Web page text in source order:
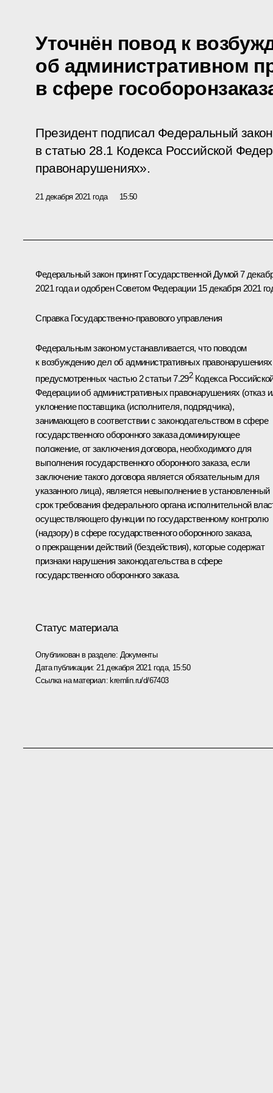
Уточнён повод к
об административном
в сфере
Президент подписал Федеральный
в статью 28.1 Кодекса Российской
правонарушениях».
21 декабря 2021 года 15:50
Федеральный закон принят Государственной Думой 7
2021 года и одобрен Советом Федерации 15 декабря 2021
Справка Государственно-правового управления
Федеральным законом устанавливается, что поводом
к возбуждению дел об административных
предусмотренных частью 2 статьи 7.292Кодекса
Федерации об административных правонарушениях (отказ
уклонение поставщика (исполнителя, подрядчика),
занимающего в соответствии с законодательством в сфере
государственного оборонного заказа доминирующее
положение, от заключения договора, необходимого для
выполнения государственного оборонного заказа, если
заключение такого договора является обязательным для
указанного лица), является невыполнение в установленный
срок требования федерального органа исполнительной
осуществляющего функции по государственному контролю
(надзору) в сфере государственного оборонного заказа,
о прекращении действий (бездействия), которые содержат
признаки нарушения законодательства в сфере
государственного оборонного заказа.
Статус материала
Опубликован в разделе: Документы
Дата публикации: 21 декабря 2021 года, 15:50
Ссылка на материал: kremlin.ru/d/67403